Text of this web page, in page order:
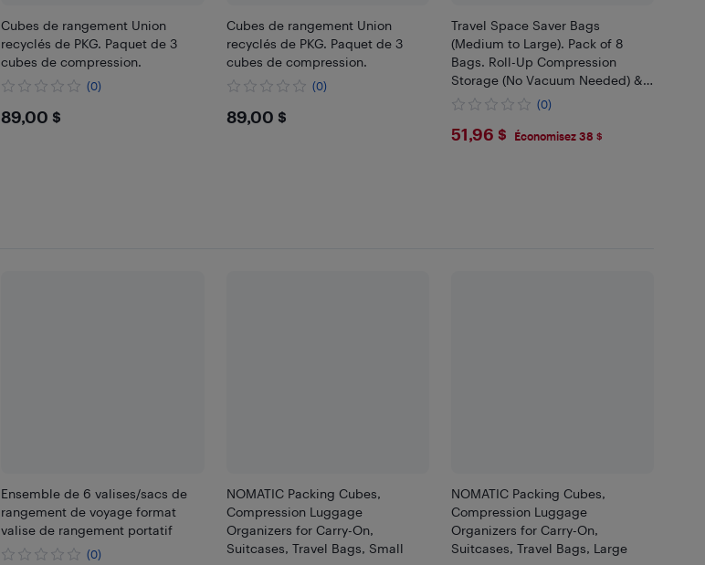
Cubes de rangement Union
recyclés de PKG. Paquet de 3
cubes de compression.
(0)
$89
89,00 $
Cubes de rangement Union
recyclés de PKG. Paquet de 3
cubes de compression.
(0)
$89
89,00 $
Travel Space Saver Bags
(Medium to Large). Pack of 8
Bags. Roll-Up Compression
Storage (No Vacuum Needed) &
Packing Organizers. Perfect for
RoomierLife
(0)
$51.96
51,96 $ Économisez 38 $
Ensemble de 6 valises/sacs de
rangement de voyage format
valise de rangement portatif
(0)
NOMATIC Packing Cubes,
Compression Luggage
Organizers for Carry-On,
Suitcases, Travel Bags, Small
NOMATIC Packing Cubes,
Compression Luggage
Organizers for Carry-On,
Suitcases, Travel Bags, Large